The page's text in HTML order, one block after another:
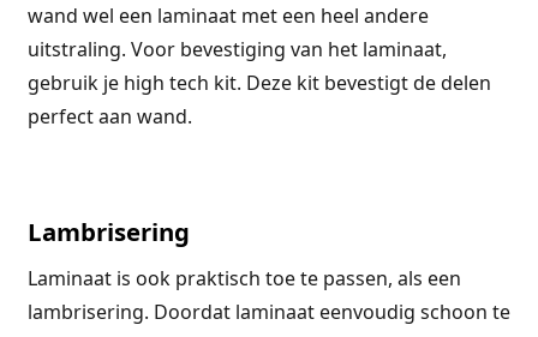
wand wel een laminaat met een heel andere
uitstraling. Voor bevestiging van het laminaat,
gebruik je high tech kit. Deze kit bevestigt de delen
perfect aan wand.
Lambrisering
Laminaat is ook praktisch toe te passen, als een
lambrisering. Doordat laminaat eenvoudig schoon te